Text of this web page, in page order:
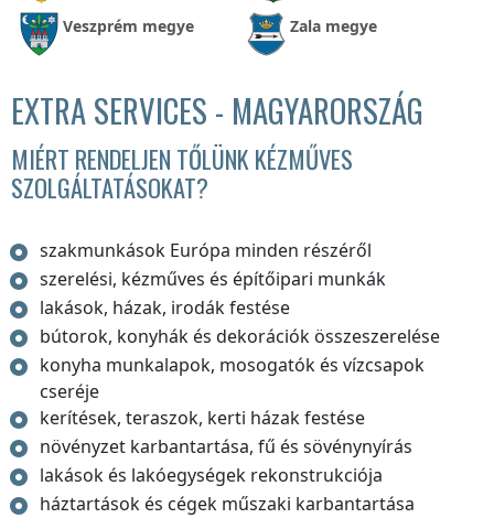
Veszprém megye Zala megye
EXTRA SERVICES - MAGYARORSZÁG
MIÉRT RENDELJEN TŐLÜNK KÉZMŰVES
SZOLGÁLTATÁSOKAT?
szakmunkások Európa minden részéről
szerelési, kézműves és építőipari munkák
lakások, házak, irodák festése
bútorok, konyhák és dekorációk összeszerelése
konyha munkalapok, mosogatók és vízcsapok
cseréje
kerítések, teraszok, kerti házak festése
növényzet karbantartása, fű és sövénynyírás
lakások és lakóegységek rekonstrukciója
háztartások és cégek műszaki karbantartása